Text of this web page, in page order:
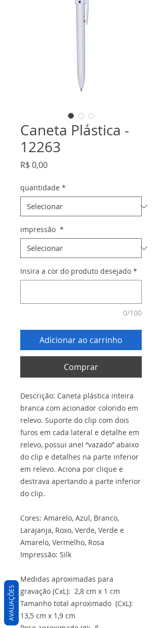
Caneta Plástica -
12263
R$ 0,00Preço
quantidade *
impressão *
Insira a cor do produto desejado *
0/100
Adicionar ao carrinho
Comprar
Descrição: Caneta plástica inteira
branca com acionador colorido em
relevo. Suporte do clip com dois
furos em cada lateral e detalhe em
relevo, possui anel “vazado” abaixo
do clip e detalhes na parte inferior
em relevo. Aciona por clique e
destrava apertando a parte inferior
do clip.
Cores: Amarelo, Azul, Branco,
Larajanja, Roxo, Verde, Verde e
Amarelo, Vermelho, Rosa
Impressão: Silk
Medidas aproximadas para
gravação (CxL): 2,8 cm x 1 cm
Tamanho total aproximado (CxL):
13,5 cm x 1,9 cm
AVALIAÇÕES